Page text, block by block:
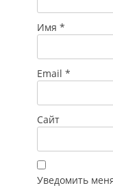
Имя *
Email *
Сайт
Уведомить